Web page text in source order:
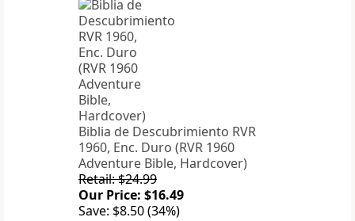
Biblia de Descubrimiento RVR
1960, Enc. Duro (RVR 1960
Adventure Bible, Hardcover)
Retail: $24.99
Our Price: $16.49
Save: $8.50 (34%)